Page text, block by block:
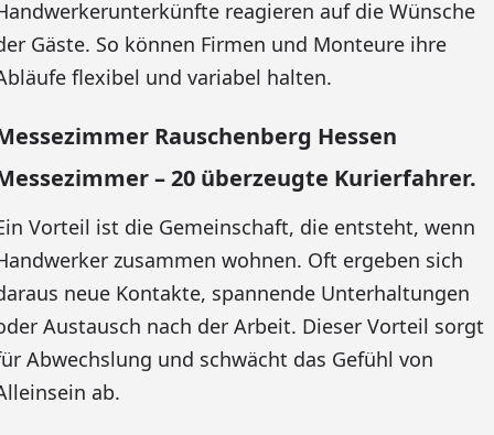
reagieren auf die Wünsche
Gäste. So können Firmen und Monteure ihre
flexibel und variabel halten.
Rauschenberg Hessen
– 20 überzeugte Kurierfahrer.
Vorteil ist die Gemeinschaft, die entsteht, wenn
zusammen wohnen. Oft ergeben sich
neue Kontakte, spannende Unterhaltungen
Austausch nach der Arbeit. Dieser Vorteil sorgt
Abwechslung und schwächt das Gefühl von
ab.